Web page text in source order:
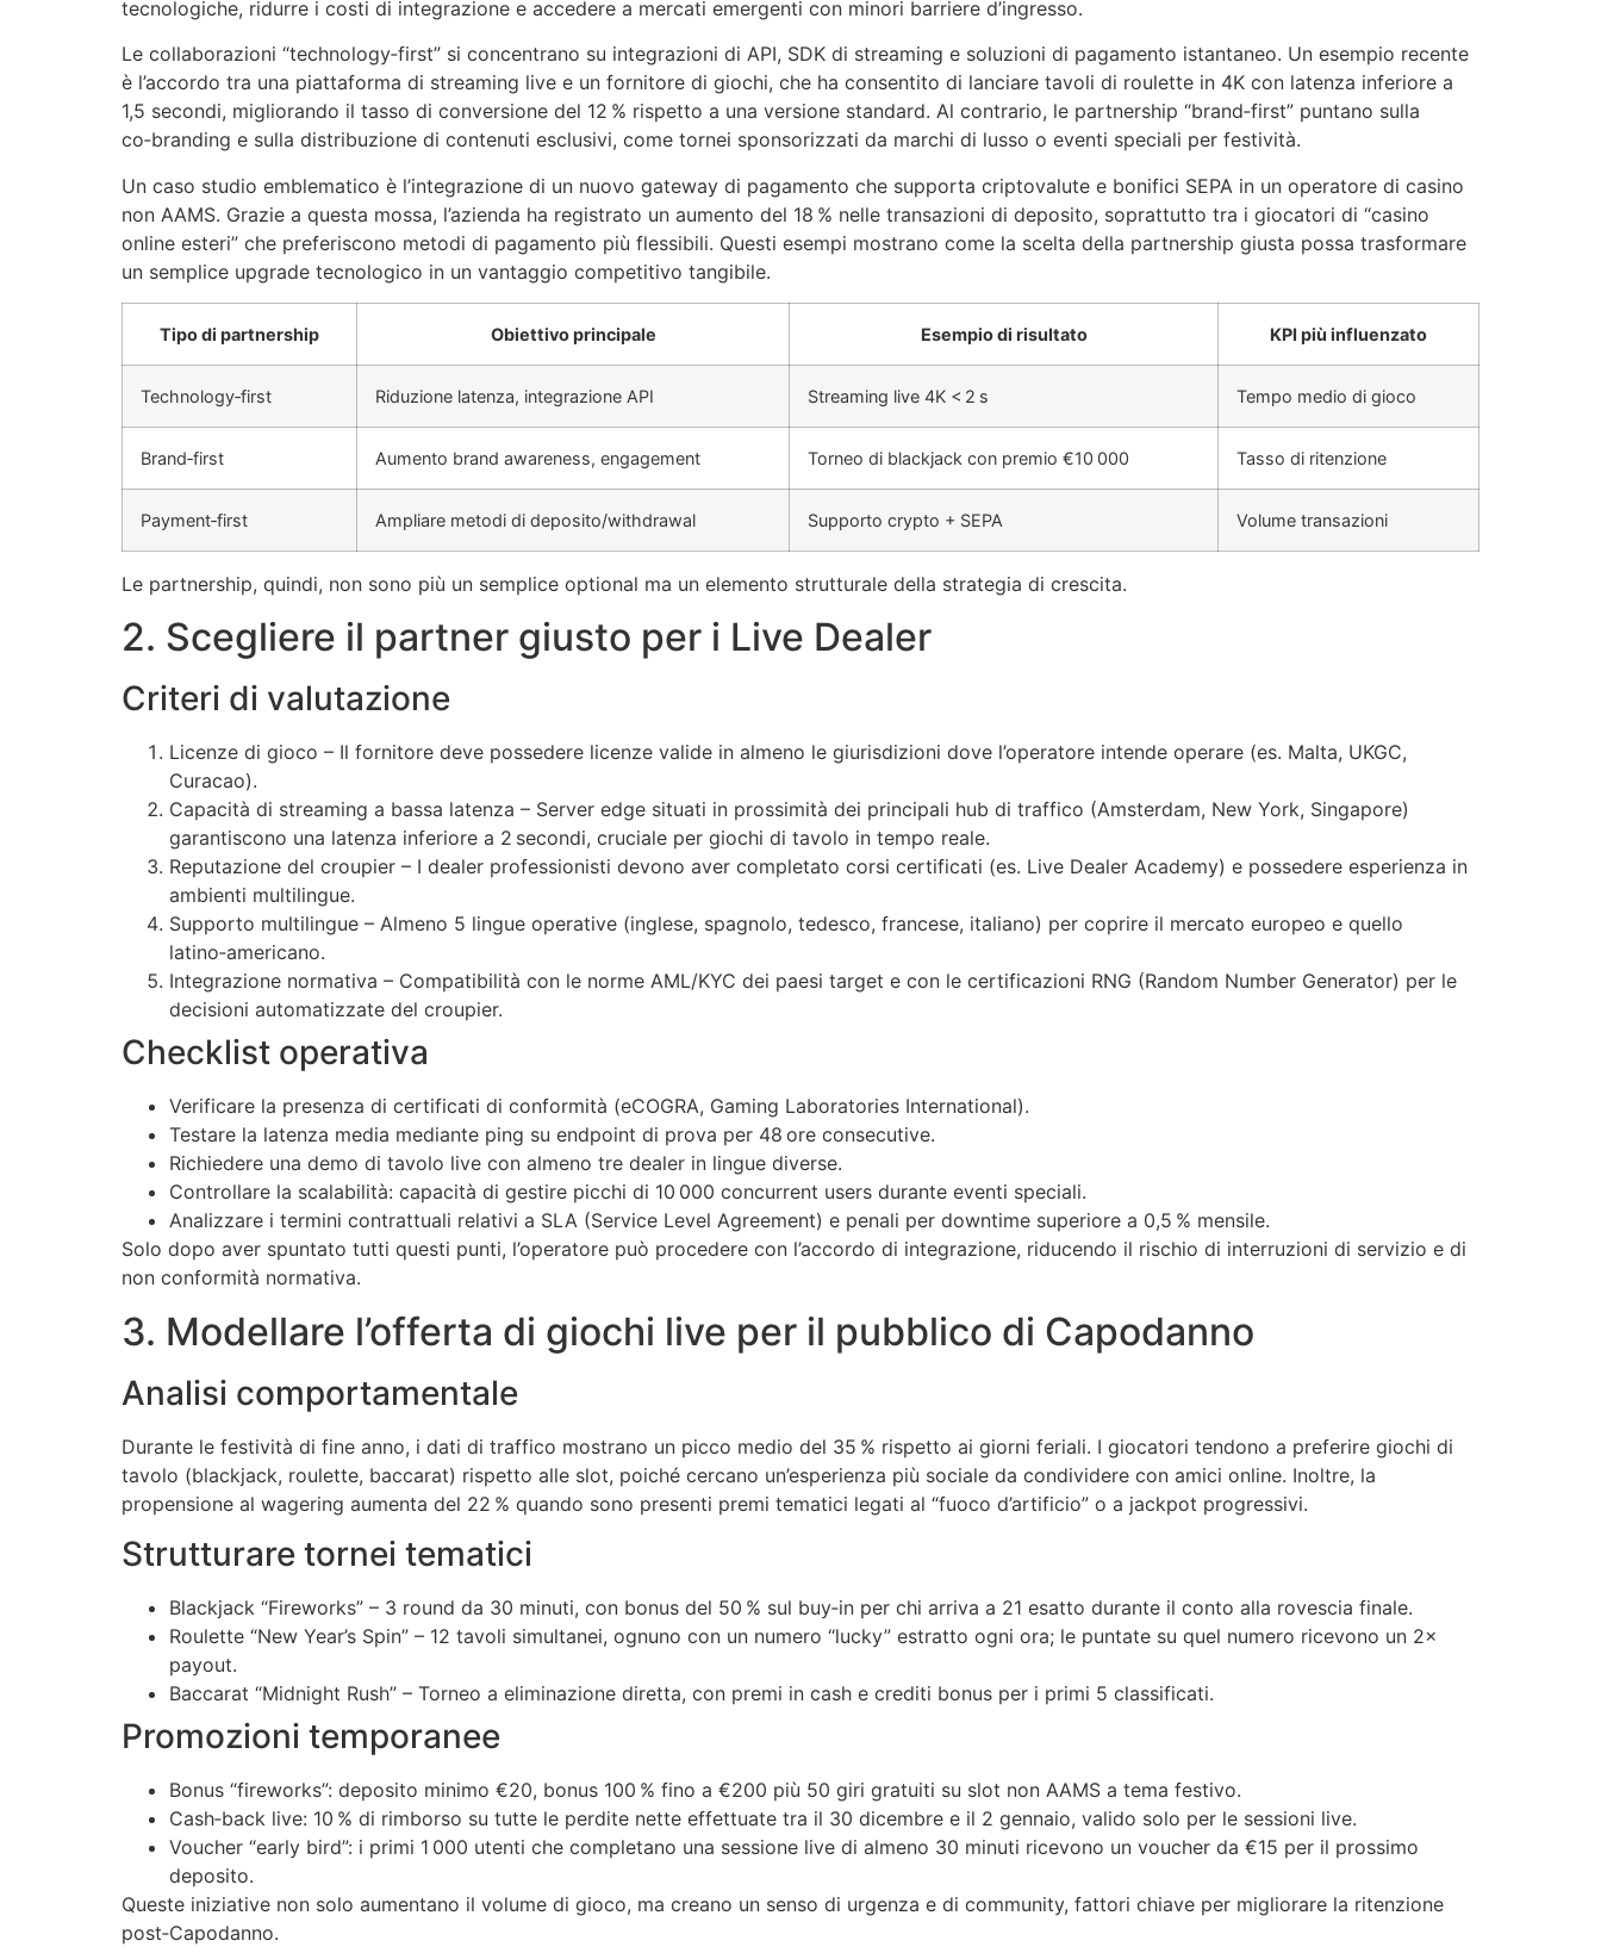
tecnologiche, ridurre i costi di integrazione e accedere a mercati emergenti con minori barriere d’ingresso.
Le collaborazioni “technology‑first” si concentrano su integrazioni di API, SDK di streaming e soluzioni di pagamento istantaneo. Un esempio recente
è l’accordo tra una piattaforma di streaming live e un fornitore di giochi, che ha consentito di lanciare tavoli di roulette in 4K con latenza inferiore a
1,5 secondi, migliorando il tasso di conversione del 12 % rispetto a una versione standard. Al contrario, le partnership “brand‑first” puntano sulla
co‑branding e sulla distribuzione di contenuti esclusivi, come tornei sponsorizzati da marchi di lusso o eventi speciali per festività.
Un caso studio emblematico è l’integrazione di un nuovo gateway di pagamento che supporta criptovalute e bonifici SEPA in un operatore di casino
non AAMS. Grazie a questa mossa, l’azienda ha registrato un aumento del 18 % nelle transazioni di deposito, soprattutto tra i giocatori di “casino
online esteri” che preferiscono metodi di pagamento più flessibili. Questi esempi mostrano come la scelta della partnership giusta possa trasformare
un semplice upgrade tecnologico in un vantaggio competitivo tangibile.
Tipo di partnership Obiettivo principale Esempio di risultato KPI più influenzato
Technology‑first Riduzione latenza, integrazione API Streaming live 4K < 2 s Tempo medio di gioco
Brand‑first Aumento brand awareness, engagement Torneo di blackjack con premio €10 000 Tasso di ritenzione
Payment‑first Ampliare metodi di deposito/withdrawal Supporto crypto + SEPA Volume transazioni
Le partnership, quindi, non sono più un semplice optional ma un elemento strutturale della strategia di crescita.
2. Scegliere il partner giusto per i Live Dealer
Criteri di valutazione
Licenze di gioco – Il fornitore deve possedere licenze valide in almeno le giurisdizioni dove l’operatore intende operare (es. Malta, UKGC,
Curacao).
Capacità di streaming a bassa latenza – Server edge situati in prossimità dei principali hub di traffico (Amsterdam, New York, Singapore)
garantiscono una latenza inferiore a 2 secondi, cruciale per giochi di tavolo in tempo reale.
Reputazione del croupier – I dealer professionisti devono aver completato corsi certificati (es. Live Dealer Academy) e possedere esperienza in
ambienti multilingue.
Supporto multilingue – Almeno 5 lingue operative (inglese, spagnolo, tedesco, francese, italiano) per coprire il mercato europeo e quello
latino‑americano.
Integrazione normativa – Compatibilità con le norme AML/KYC dei paesi target e con le certificazioni RNG (Random Number Generator) per le
decisioni automatizzate del croupier.
Checklist operativa
Verificare la presenza di certificati di conformità (eCOGRA, Gaming Laboratories International).
Testare la latenza media mediante ping su endpoint di prova per 48 ore consecutive.
Richiedere una demo di tavolo live con almeno tre dealer in lingue diverse.
Controllare la scalabilità: capacità di gestire picchi di 10 000 concurrent users durante eventi speciali.
Analizzare i termini contrattuali relativi a SLA (Service Level Agreement) e penali per downtime superiore a 0,5 % mensile.
Solo dopo aver spuntato tutti questi punti, l’operatore può procedere con l’accordo di integrazione, riducendo il rischio di interruzioni di servizio e di
non conformità normativa.
3. Modellare l’offerta di giochi live per il pubblico di Capodanno
Analisi comportamentale
Durante le festività di fine anno, i dati di traffico mostrano un picco medio del 35 % rispetto ai giorni feriali. I giocatori tendono a preferire giochi di
tavolo (blackjack, roulette, baccarat) rispetto alle slot, poiché cercano un’esperienza più sociale da condividere con amici online. Inoltre, la
propensione al wagering aumenta del 22 % quando sono presenti premi tematici legati al “fuoco d’artificio” o a jackpot progressivi.
Strutturare tornei tematici
Blackjack “Fireworks” – 3 round da 30 minuti, con bonus del 50 % sul buy‑in per chi arriva a 21 esatto durante il conto alla rovescia finale.
Roulette “New Year’s Spin” – 12 tavoli simultanei, ognuno con un numero “lucky” estratto ogni ora; le puntate su quel numero ricevono un 2×
payout.
Baccarat “Midnight Rush” – Torneo a eliminazione diretta, con premi in cash e crediti bonus per i primi 5 classificati.
Promozioni temporanee
Bonus “fireworks”: deposito minimo €20, bonus 100 % fino a €200 più 50 giri gratuiti su slot non AAMS a tema festivo.
Cash‑back live: 10 % di rimborso su tutte le perdite nette effettuate tra il 30 dicembre e il 2 gennaio, valido solo per le sessioni live.
Voucher “early bird”: i primi 1 000 utenti che completano una sessione live di almeno 30 minuti ricevono un voucher da €15 per il prossimo
deposito.
Queste iniziative non solo aumentano il volume di gioco, ma creano un senso di urgenza e di community, fattori chiave per migliorare la ritenzione
post‑Capodanno.